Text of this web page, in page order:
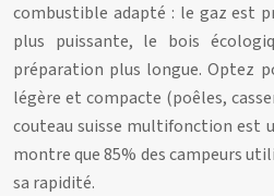
combustible adapté : le gaz est
plus puissante, le bois
préparation plus longue. Optez
légère et compacte (poêles,
couteau suisse multifonction est
montre que 85% des campeurs
sa rapidité.